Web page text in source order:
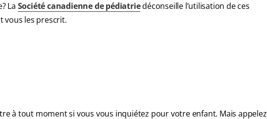
La Société canadienne de pédiatriedéconseille l’utilisation de ces
vous les prescrit.
à tout moment si vous vous inquiétez pour votre enfant. Mais appelez